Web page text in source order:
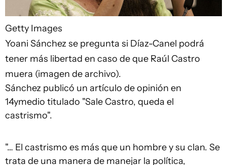
Getty Images
Yoani Sánchez se pregunta si Díaz-Canel podrá
tener más libertad en caso de que Raúl Castro
muera (imagen de archivo).
Sánchez publicó un artículo de opinión en
14ymedio titulado "Sale Castro, queda el
castrismo".
"… El castrismo es más que un hombre y su clan. Se
trata de una manera de manejar la política,